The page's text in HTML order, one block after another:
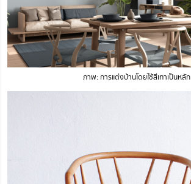
ภาพ: การแต่งบ้านโดยใช้สีเทาเป็นหลัก